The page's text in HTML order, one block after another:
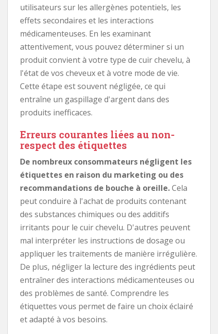
utilisateurs sur les allergènes potentiels, les
effets secondaires et les interactions
médicamenteuses. En les examinant
attentivement, vous pouvez déterminer si un
produit convient à votre type de cuir chevelu, à
l'état de vos cheveux et à votre mode de vie.
Cette étape est souvent négligée, ce qui
entraîne un gaspillage d'argent dans des
produits inefficaces.
Erreurs courantes liées au non-
respect des étiquettes
De nombreux consommateurs négligent les
étiquettes en raison du marketing ou des
recommandations de bouche à oreille.Cela
peut conduire à l'achat de produits contenant
des substances chimiques ou des additifs
irritants pour le cuir chevelu. D'autres peuvent
mal interpréter les instructions de dosage ou
appliquer les traitements de manière irrégulière.
De plus, négliger la lecture des ingrédients peut
entraîner des interactions médicamenteuses ou
des problèmes de santé. Comprendre les
étiquettes vous permet de faire un choix éclairé
et adapté à vos besoins.